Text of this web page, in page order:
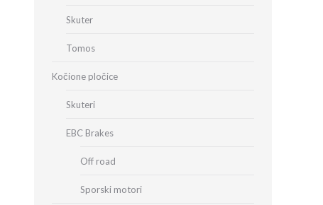
Skuter
Tomos
Kočione pločice
Skuteri
EBC Brakes
Off road
Sporski motori